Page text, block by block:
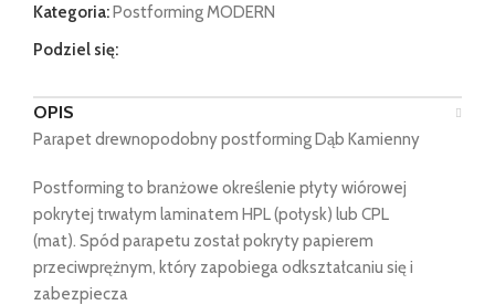
Kategoria:Postforming MODERN
Podziel się:
OPIS
Parapet drewnopodobny postforming Dąb Kamienny
Postforming to branżowe określenie płyty wiórowej
pokrytej trwałym laminatem HPL (połysk) lub CPL
(mat). Spód parapetu został pokryty papierem
przeciwprężnym, który zapobiega odkształcaniu się i
zabezpiecza